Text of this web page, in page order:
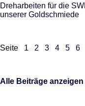
Dreharbeiten für die
unserer Goldschmiede
Seite 1 2 3 4 5 6
Alle Beiträge anzeigen